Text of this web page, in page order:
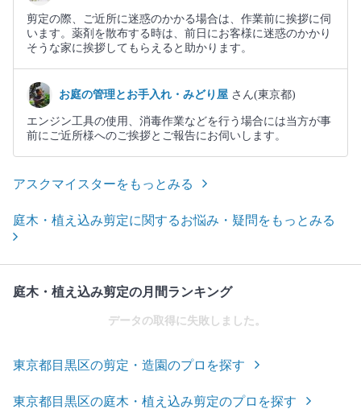
剪定の際、ご近所に迷惑のかかる場合は、作業前に挨拶に伺
います。薬剤を散布する時は、前日にお客様に迷惑のかかり
そうな家に挨拶してもらえると助かります。
お庭の管理とお手入れ・みどり屋 さん(東京都)
エンジン工具の使用、消毒作業などを行う場合には当方が事
前にご近所様へのご挨拶とご報告にお伺いします。
アスクマイスターをもっとみる
庭木・植え込み剪定に関するお悩み・疑問をもっとみる
庭木・植え込み剪定の月間ランキング
データの取得に失敗しました。
東京都目黒区の剪定・造園のプロを探す
東京都目黒区の庭木・植え込み剪定のプロを探す